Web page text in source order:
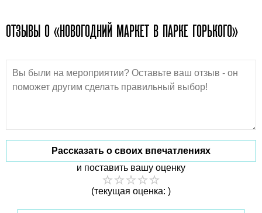
ОТЗЫВЫ О «НОВОГОДНИЙ МАРКЕТ В ПАРКЕ ГОРЬКОГО»
Рассказать о своих впечатлениях
и поставить вашу оценку
(текущая оценка: )